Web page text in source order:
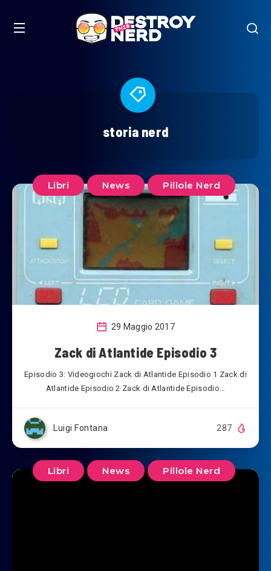
storia nerd
Libri News Pillole Nerd
29 Maggio 2017
Zack di Atlantide Episodio 3
Episodio 3: Videogiochi Zack di Atlantide Episodio 1 Zack di
Atlantide Episodio 2 Zack di Atlantide Episodio…
Luigi Fontana 287
Libri News Pillole Nerd